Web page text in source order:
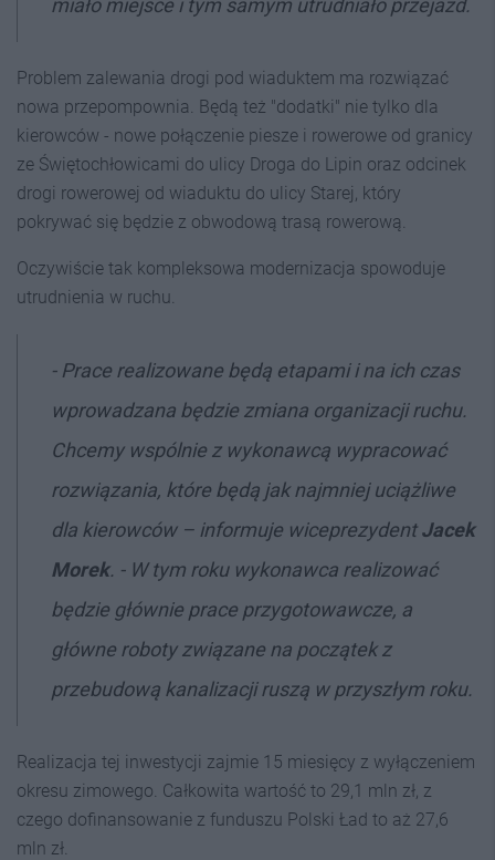
miało miejsce i tym samym utrudniało przejazd.
Problem zalewania drogi pod wiaduktem ma rozwiązać
nowa przepompownia. Będą też "dodatki" nie tylko dla
kierowców - nowe połączenie piesze i rowerowe od granicy
ze Świętochłowicami do ulicy Droga do Lipin oraz odcinek
drogi rowerowej od wiaduktu do ulicy Starej, który
pokrywać się będzie z obwodową trasą rowerową.
Oczywiście tak kompleksowa modernizacja spowoduje
utrudnienia w ruchu.
- Prace realizowane będą etapami i na ich czas
wprowadzana będzie zmiana organizacji ruchu.
Chcemy wspólnie z wykonawcą wypracować
rozwiązania, które będą jak najmniej uciążliwe
dla kierowców – informuje wiceprezydentJacek
Morek. - W tym roku wykonawca realizować
będzie głównie prace przygotowawcze, a
główne roboty związane na początek z
przebudową kanalizacji ruszą w przyszłym roku.
Realizacja tej inwestycji zajmie 15 miesięcy z wyłączeniem
okresu zimowego. Całkowita wartość to 29,1 mln zł, z
czego dofinansowanie z funduszu Polski Ład to aż 27,6
mln zł.